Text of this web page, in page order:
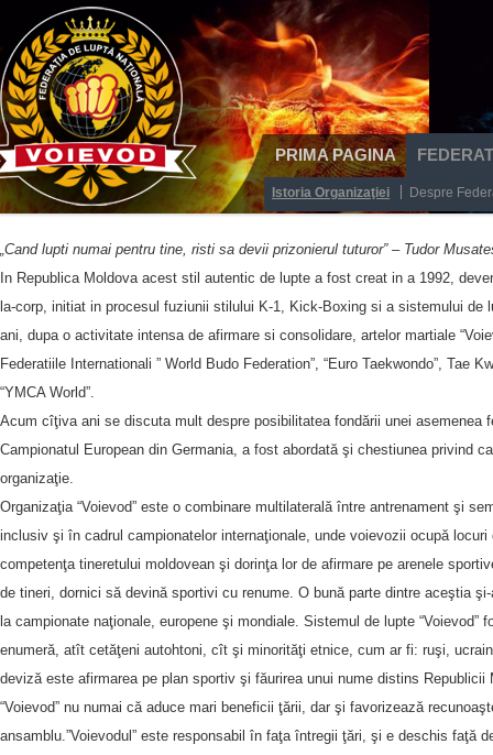
PRIMA PAGINA
Istoria Organizaţiei Despre
„Cand lupti numai pentru tine, risti sa devii prizonierul tuturor” – Tudor
In Republica Moldova acest stil autentic de lupte a fost creat in a 1992,
la-corp, initiat in procesul fuziunii stilului K-1, Kick-Boxing si a sistemului de
ani, dupa o activitate intensa de afirmare si consolidare, artelor martiale
Federatiile Internationali ” World Budo Federation”, “Euro Taekwondo”, Tae
“YMCA World”.
Acum cîţiva ani se discuta mult despre posibilitatea fondării unei asemenea
Campionatul European din Germania, a fost abordată şi chestiunea privind
organizaţie.
Organizaţia “Voievod” este o combinare multilaterală între antrenament şi
inclusiv şi în cadrul campionatelor internaţionale, unde voievozii ocupă
competenţa tineretului moldovean şi dorinţa lor de afirmare pe arenele
de tineri, dornici să devină sportivi cu renume. O bună parte dintre aceştia
la campionate naţionale, europene şi mondiale. Sistemul de lupte “Voievod”
enumeră, atît cetăţeni autohtoni, cît şi minorităţi etnice, cum ar fi: ruşi,
deviză este afirmarea pe plan sportiv şi făurirea unui nume distins Republicii
“Voievod” nu numai că aduce mari beneficii ţării, dar şi favorizează
ansamblu.”Voievodul” este responsabil în faţa întregii ţări, şi e deschis faţă